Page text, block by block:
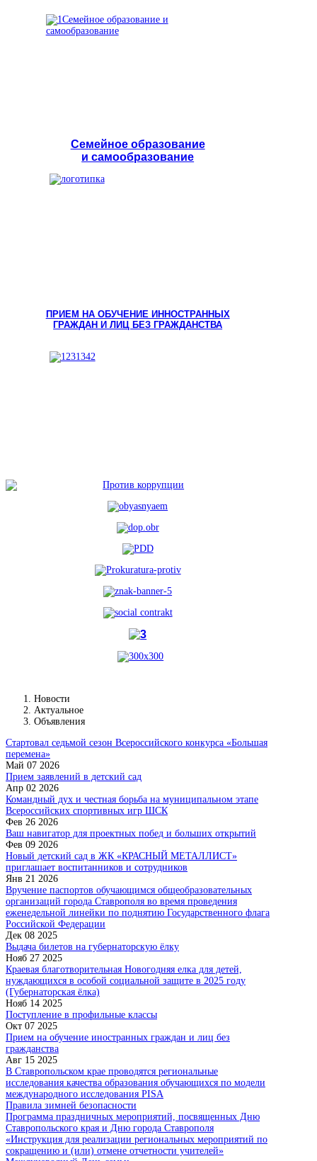
Семейное образование
и самообразование
ПРИЕМ НА ОБУЧЕНИЕ ИННОСТРАННЫХ
ГРАЖДАН И ЛИЦ БЕЗ ГРАЖДАНСТВА
Новости
Актуальное
Объявления
Стартовал седьмой сезон Всероссийского конкурса «Большая
перемена»
Май 07 2026
Прием заявлений в детский сад
Апр 02 2026
Командный дух и честная борьба на муниципальном этапе
Всероссийских спортивных игр ШСК
Фев 26 2026
Ваш навигатор для проектных побед и больших открытий
Фев 09 2026
Новый детский сад в ЖК «КРАСНЫЙ МЕТАЛЛИСТ»
приглашает воспитанников и сотрудников
Янв 21 2026
Вручение паспортов обучающимся общеобразовательных
организаций города Ставрополя во время проведения
еженедельной линейки по поднятию Государственного флага
Российской Федерации
Дек 08 2025
Выдача билетов на губернаторскую ёлку
Нояб 27 2025
Краевая благотворительная Новогодняя елка для детей,
нуждающихся в особой социальной защите в 2025 году
(Губернаторская ёлка)
Нояб 14 2025
Поступление в профильные классы
Окт 07 2025
Прием на обучение иностранных граждан и лиц без
гражданства
Авг 15 2025
В Ставропольском крае проводятся региональные
исследования качества образования обучающихся по модели
международного исследования PISA
Правила зимней безопасности
Программа праздничных мероприятий, посвященных Дню
Ставропольского края и Дню города Ставрополя
«Инструкция для реализации региональных мероприятий по
сокращению и (или) отмене отчетности учителей»